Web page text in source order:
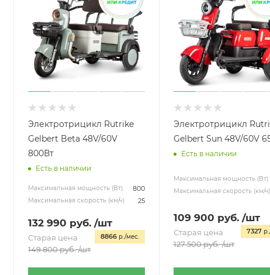
Электротрицикл Rutrike
Gelbert Beta 48V/60V
800Вт
Есть в наличии
Максимальная мощность (Вт) 800
Максимальная скорость (км/ч) 25
132 990 руб. /шт
8866р./мес.
Старая цена
149 800руб. /шт
Электротрицикл
Gelbert Sun 48V/60V
Есть в наличии
Максимальная мощность (Вт)
Максимальная скорость (км/ч)
109 900 руб. /шт
7327
Старая цена
127 500руб. /шт